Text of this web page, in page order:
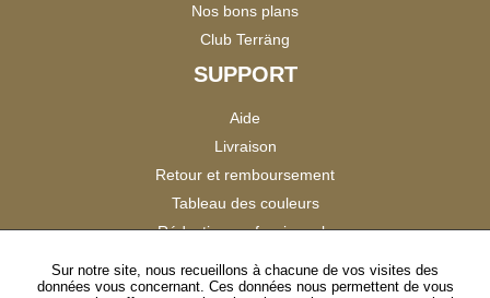
Nos bons plans
Club Terräng
SUPPORT
Aide
Livraison
Retour et remboursement
Tableau des couleurs
Réduction professionnels
Satisfaction Clients
Sur notre site, nous recueillons à chacune de vos visites des
données vous concernant. Ces données nous permettent de vous